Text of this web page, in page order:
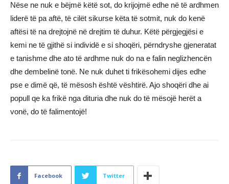
Nëse ne nuk e bëjmë këtë sot, do krijojmë edhe në të ardhmen
liderë të pa aftë, të cilët sikurse këta të sotmit, nuk do kenë
aftësi të na drejtojnë në drejtim të duhur. Këtë përgjegjësi e
kemi ne të gjithë si individë e si shoqëri, përndryshe gjeneratat
e tanishme dhe ato të ardhme nuk do na e falin neglizhencën
dhe dembelinë tonë. Ne nuk duhet ti frikësohemi dijes edhe
pse e dimë që, të mësosh është vështirë. Ajo shoqëri dhe ai
popull qe ka frikë nga dituria dhe nuk do të mësojë herët a
vonë, do të falimentojë!
Facebook Twitter